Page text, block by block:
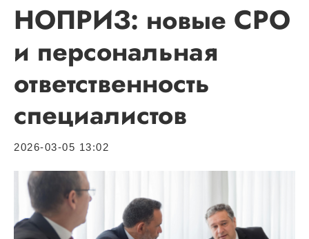
НОПРИЗ: новые СРО
и персональная
ответственность
специалистов
2026-03-05 13:02